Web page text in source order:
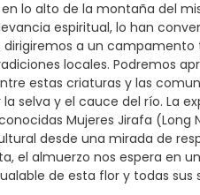
lo alto de la montaña del
espiritual, lo han
dirigiremos a un
locales. Podremos
estas criaturas y las
selva y el cauce del río. La
Mujeres Jirafa
desde una mirada de
el almuerzo nos espera en
de esta flor y todas